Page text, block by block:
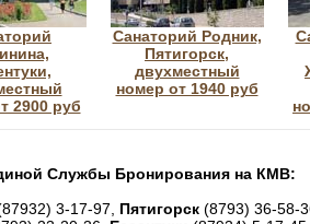
2900 руб
Санаторий Родник,
Пятигорск,
двухместный
номер от 1940 руб
Службы Бронирования на КМВ:
3-17-97, Пятигорск (8793) 36-58-